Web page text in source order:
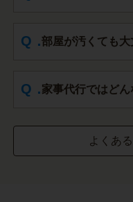
部屋が汚くても大
家事代行ではど
よくあ